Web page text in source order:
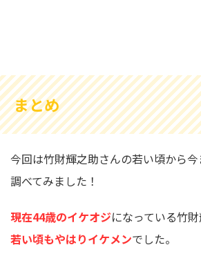
まとめ
今回は竹財輝之助さんの若い頃から
調べてみました！
現在44歳のイケオジになっている竹
若い頃もやはりイケメンでした。